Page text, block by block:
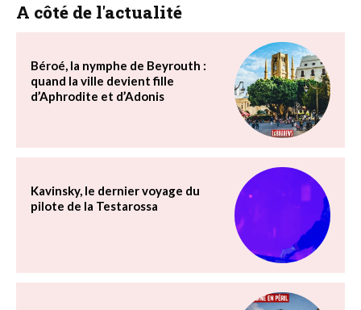
A côté de l'actualité
Béroé, la nymphe de Beyrouth :
quand la ville devient fille
d’Aphrodite et d’Adonis
Kavinsky, le dernier voyage du
pilote de la Testarossa